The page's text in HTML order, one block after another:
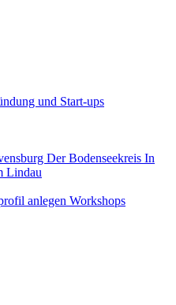
und Start-ups
Der Bodenseekreis In
Lindau
anlegen Workshops